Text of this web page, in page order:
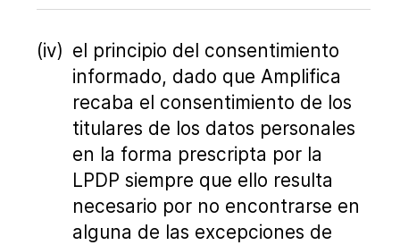
el principio del consentimiento
informado, dado que Amplifica
recaba el consentimiento de los
titulares de los datos personales
en la forma prescripta por la
LPDP siempre que ello resulta
necesario por no encontrarse en
alguna de las excepciones de